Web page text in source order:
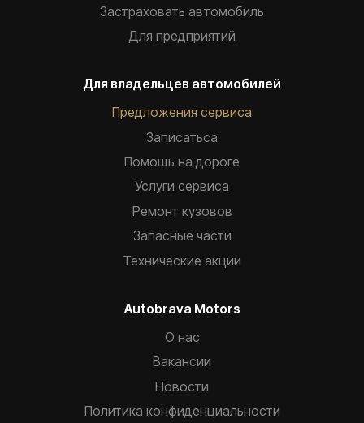
Застраховать автомобиль
Для предприятий
Для владельцев автомобилей
Предложения сервиса
Записатьca
Помощь на дороге
Услуги сервиса
Ремонт кузовов
Запасные части
Технические акции
Autobrava Motors
О нас
Вакансии
Новости
Политика конфиденциальности